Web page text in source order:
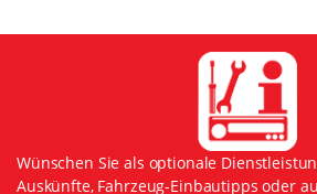
Wünschen Sie als optionale
Auskünfte, Fahrzeug-Einbautipps oder